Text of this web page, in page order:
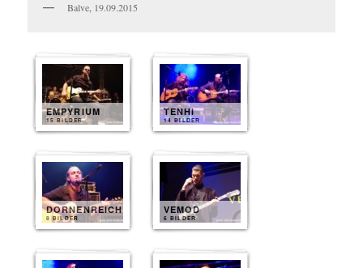
Balve, 19.09.2015
EMPYRIUM
15 BILDER
TENHI
14 BILDER
DORNENREICH
8 BILDER
VEMOD
6 BILDER